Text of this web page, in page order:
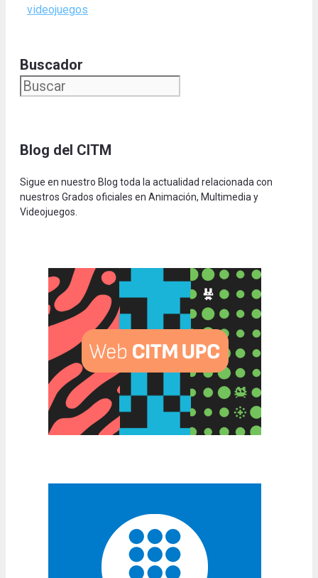
videojuegos
Buscador
Blog del CITM
Sigue en nuestro Blog toda la actualidad relacionada con
nuestros Grados oficiales en Animación, Multimedia y
Videojuegos.